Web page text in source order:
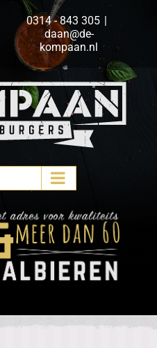
0314 - 843 305 |
daan@de-
kompaan.nl